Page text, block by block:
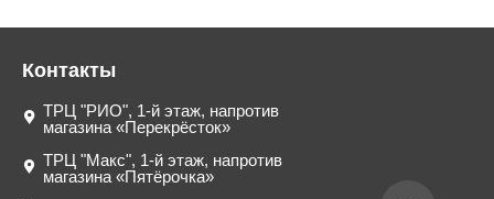
Контакты
ТРЦ "РИО", 1-й этаж, напротив
магазина «Перекрёсток»
ТРЦ "Макс", 1-й этаж, напротив
магазина «Пятёрочка»